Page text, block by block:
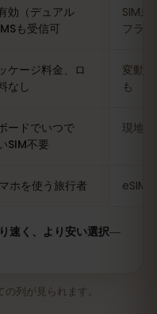
効（デュアル
も受信可
SIM
フラ
ケージ料金、ロ
なし
変動
も
ードでいつで
SIM不要
現地
ホを使う旅行者 eSIM
速く、より安い選択―
列が見られます。